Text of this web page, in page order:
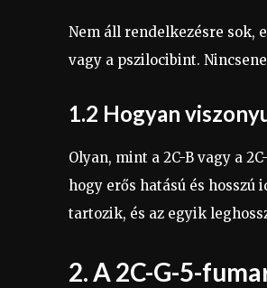
Nem áll rendelkezésre sok,
vagy a pszilocibint.
1.2 Hogyan
Olyan, mint a 2C-B vagy a
hogy erős hatású és hosszú
tartozik, és az egyik
2. A 2C-G-5-